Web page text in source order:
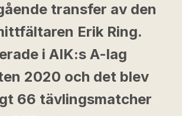
transfer av den
Erik Ring.
i AIK:s A-lag
2020 och det blev
66 tävlingsmatcher